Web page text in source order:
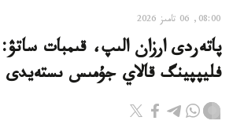
08:00, 06 تامىز 2026
پاتەردى ارزان الىپ، قىمبات ساتۋ:
فليپپينگ قالاي جۇمىس ىستەيدى